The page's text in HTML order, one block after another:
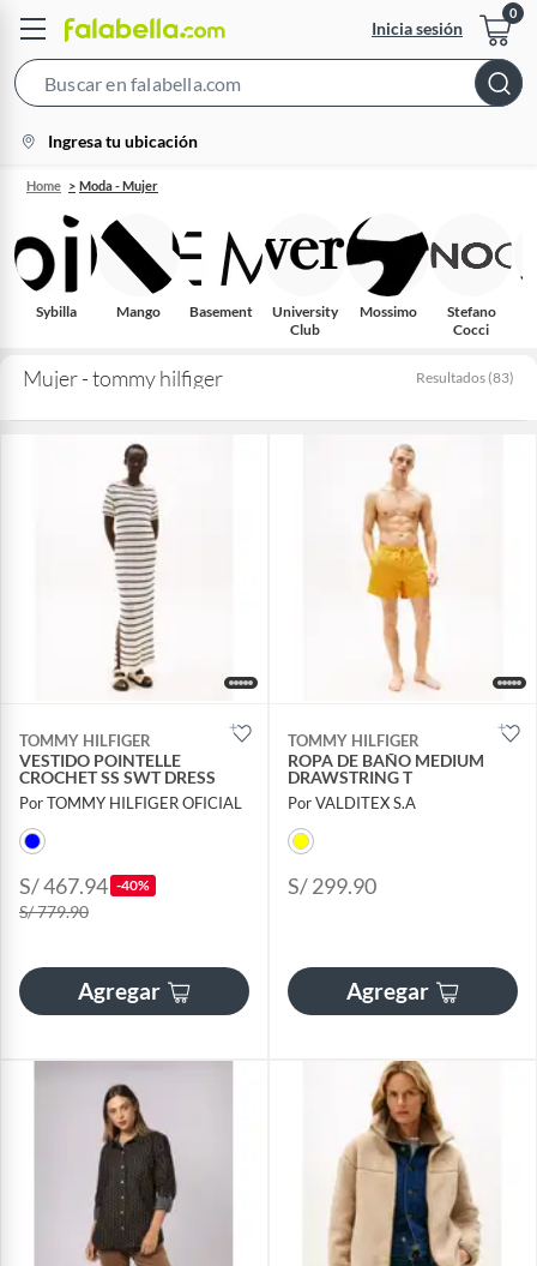
Inicia sesión
Bar
location-
icon
Ingresa tu ubicación
Home Moda - Mujer
Sybilla Mango Basement
University
Club
Mossimo
Stefano
Cocci
Mujer - tommy hilfiger Resultados (83)
TOMMY HILFIGER
VESTIDO POINTELLE
CROCHET SS SWT DRESS
Por TOMMY HILFIGER OFICIAL
S/ 467.94 -40%
S/ 779.90
Agregar
TOMMY HILFIGER
ROPA DE BAÑO MEDIUM
DRAWSTRING T
Por VALDITEX S.A
S/ 299.90
Agregar